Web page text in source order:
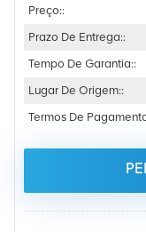
Preço::
Prazo De Entrega::
Tempo De Garantia::
Lugar De Origem::
Termos De